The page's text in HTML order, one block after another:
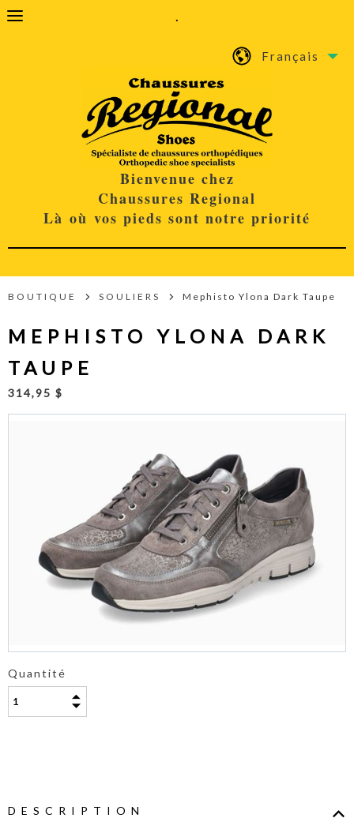
.
Français
Bienvenue chez
Chaussures Regional
Là où vos pieds sont notre priorité
BOUTIQUE SOULIERS Mephisto Ylona Dark Taupe
MEPHISTO YLONA DARK
TAUPE
314,95 $
Quantité
DESCRIPTION